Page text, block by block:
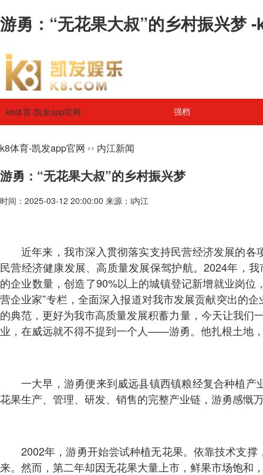
游勇：“无花果大叔”的乡村振兴梦
k8体育-凯发app官网 强档
k8体育-凯发app官网 ›› 内江新闻
游勇：“无花果大叔”的乡村振兴梦
时间：2025-03-12 20:00:00 来源：i内江
近年来，我市深入贯彻落实支持民营经济发展的
民营经济健康发展、高质量发展保驾护航。2024年，
的企业数量，创造了90%以上的城镇登记新增就业岗位
营企业家”专栏，全面深入报道对我市发展贡献突出的
的典范，更好为我市高质量发展积蓄力量，今天让我们
业，在威远就不得不提到一个人——游勇。他扎根土地
一大早，游勇便来到威远县镇西镇粮经复合种植
花果生产、管理、研发、销售的完整产业链，游勇感慨
2002年，游勇开始尝试种植无花果。依靠技术支
来。然而，第二年却因无花果大量上市，鲜果市场饱和